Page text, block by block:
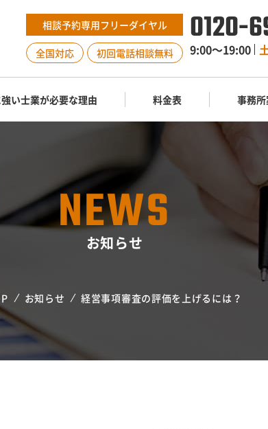
相談予約専用フリーダイヤル
全国対応 初回電話相談無料
0120-
9:00〜19:00
い士業が必要な理由 料金表 事務
NEWS
お知らせ
お知らせ 経営事項審査の評価を上げるには？